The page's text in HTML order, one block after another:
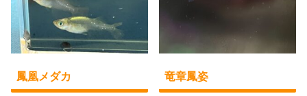
鳳凰メダカ 竜章鳳姿